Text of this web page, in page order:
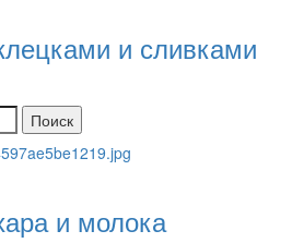
и сливками
и молока